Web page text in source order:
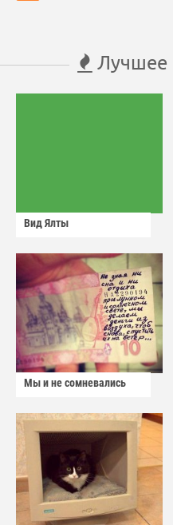
Лучшее
Вид Ялты
Мы и не сомневались